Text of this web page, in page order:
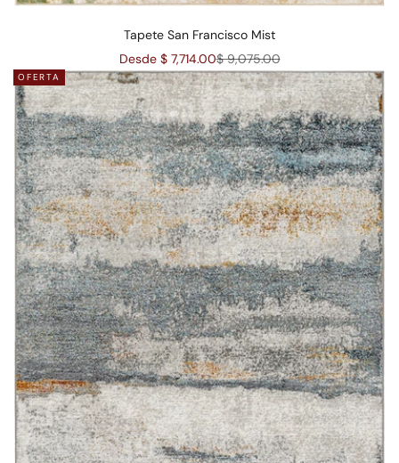
Tapete San Francisco Mist
Precio de oferta
Desde $ 7,714.00Precio normal
$ 9,075.00
OFERTA